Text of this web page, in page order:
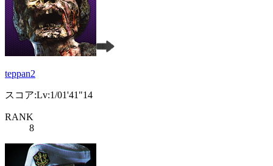
teppan2
スコア:Lv:1/01'41"14
RANK
8